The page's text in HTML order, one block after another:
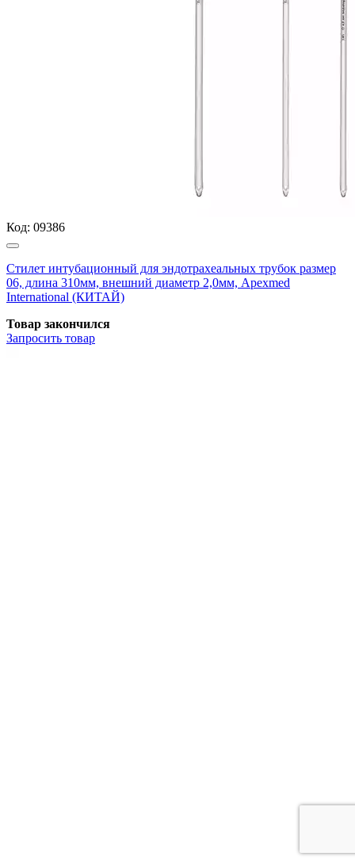
Код: 09386
Стилет интубационный для эндотрахеальных трубок размер
06, длина 310мм, внешний диаметр 2,0мм, Apexmed
International (КИТАЙ)
Товар закончился
Запросить товар